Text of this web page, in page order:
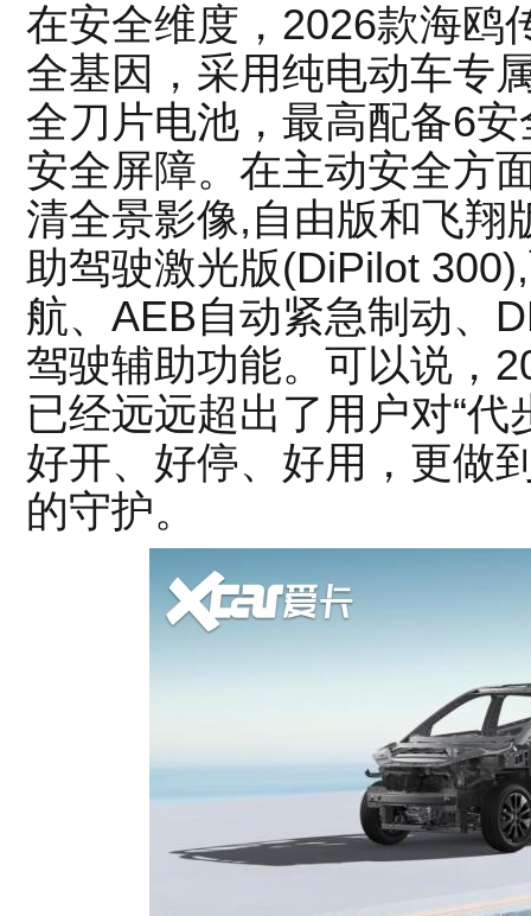
在安全维度，2026款海鸥
全基因，采用纯电动车专
全刀片电池，最高配备6
安全屏障。在主动安全方
清全景影像,自由版和飞翔
助驾驶激光版(DiPilot
航、AEB自动紧急制动、
驾驶辅助功能。可以说，
已经远远超出了用户对“
好开、好停、好用，更做
的守护。